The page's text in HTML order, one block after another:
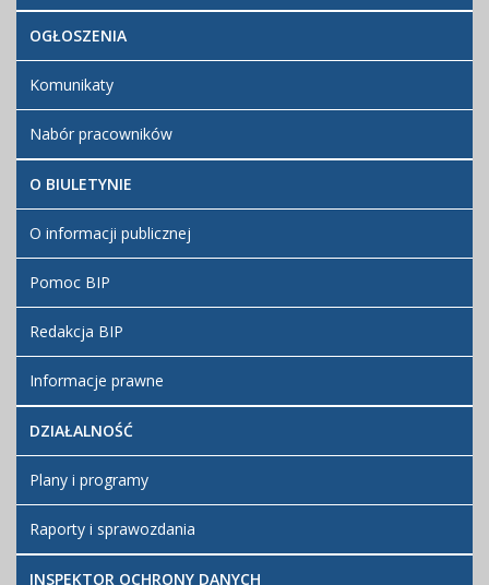
OGŁOSZENIA
Komunikaty
Nabór pracowników
O BIULETYNIE
O informacji publicznej
Pomoc BIP
Redakcja BIP
Informacje prawne
DZIAŁALNOŚĆ
Plany i programy
Raporty i sprawozdania
INSPEKTOR OCHRONY DANYCH